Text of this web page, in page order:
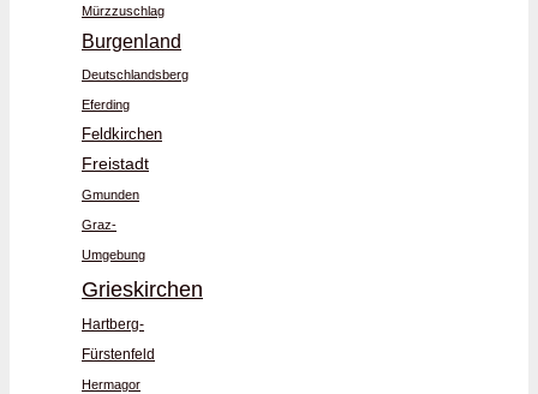
Mürzzuschlag
Burgenland
Deutschlandsberg
Eferding
Feldkirchen
Freistadt
Gmunden
Graz-
Umgebung
Grieskirchen
Hartberg-
Fürstenfeld
Hermagor